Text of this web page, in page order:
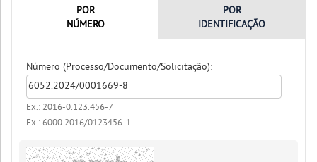
POR
NÚMERO
POR
IDENTIFICAÇÃO
Número (Processo/Documento/Solicitação):
Ex.: 2016-0.123.456-7
Ex.: 6000.2016/0123456-1